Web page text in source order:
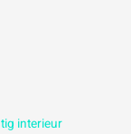
interieur